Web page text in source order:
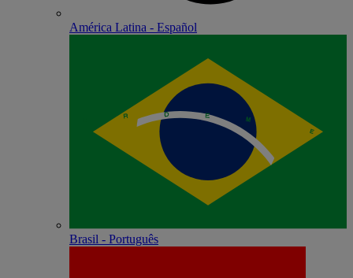
América Latina - Español
Brasil - Português